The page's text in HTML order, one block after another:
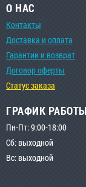
О НАС
Контакты
Доставка и оплата
Гарантии и возврат
Договор оферты
Статус заказа
ГРАФИК РАБОТЫ
Пн-Пт: 9:00-18:00
Сб: выходной
Вс: выходной